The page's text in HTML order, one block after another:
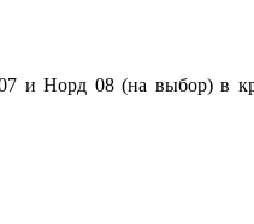
Норд 08 (на выбор) в